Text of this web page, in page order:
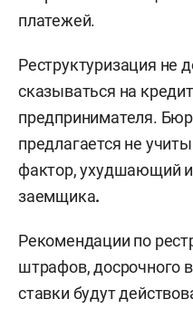
условия по
Банкам и другим
рекомендовали не
предпринимателей
кредита или займа.
повышать процентную
оперативно
платежей.